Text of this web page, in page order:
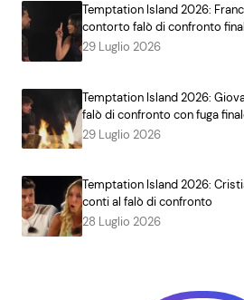
Temptation Island 2026:
contorto falò di confronto
29 Luglio 2026
Temptation Island 2026:
falò di confronto con fuga
29 Luglio 2026
Temptation Island 2026:
conti al falò di confronto
28 Luglio 2026